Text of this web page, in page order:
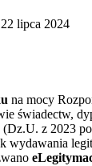
22 lipca 2024
na mocy
świadectw,
z 2023
wydawania